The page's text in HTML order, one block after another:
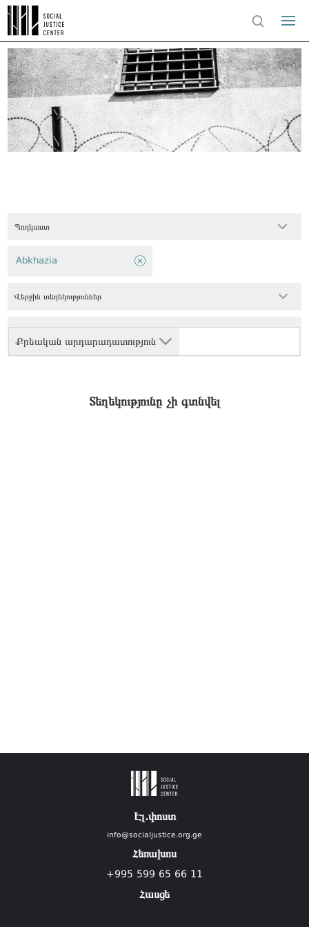
Պոդկաստ
Քրեական արդարադատություն
Abkhazia
Վերջին տեղեկություններ
Տեղեկությունը չի գտնվել
Էլ.փոստ
info@socialjustice.org.ge
Հեռախոս
+995 599 65 66 11
Հասցե